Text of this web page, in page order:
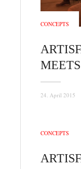
CONCEPTS
24. April 2015
CONCEPTS